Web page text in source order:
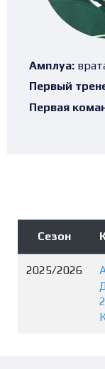
Амплуа:
Первый
Первая
Сезон
2025/2026